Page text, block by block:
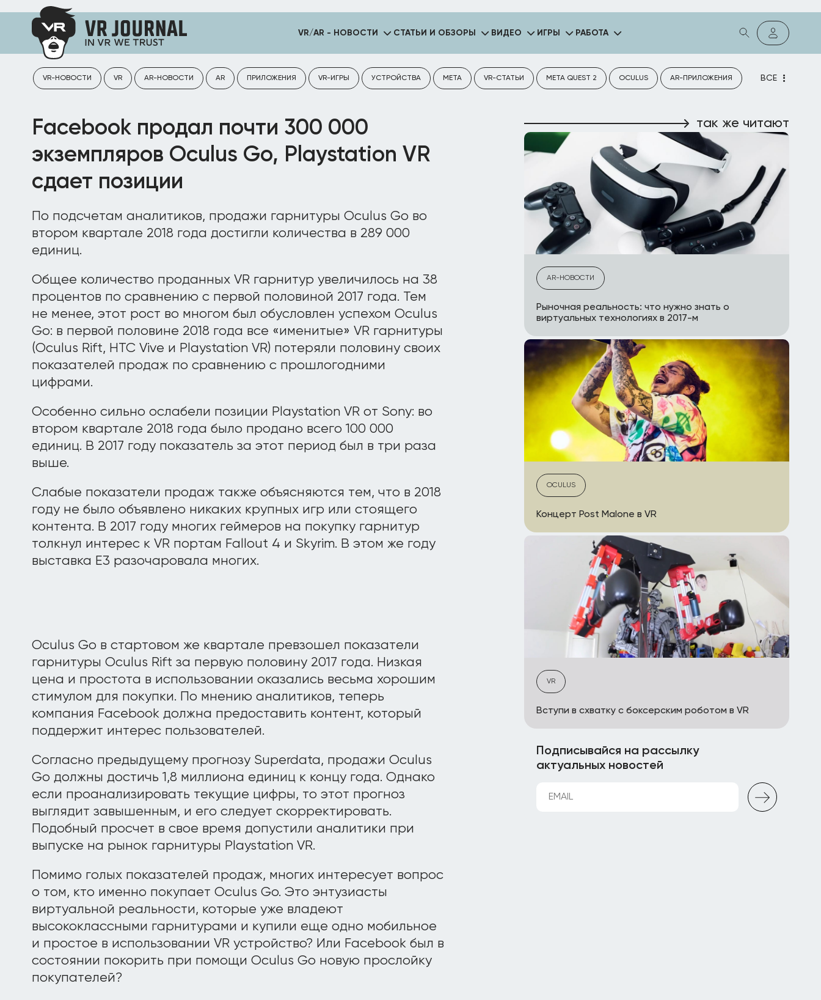
VR/AR - НОВОСТИ СТАТЬИ И ОБЗОРЫ ВИДЕО ИГРЫ РАБОТА
VR-НОВОСТИ VR AR-НОВОСТИ AR ПРИЛОЖЕНИЯ VR-ИГРЫ УСТРОЙСТВА META VR-СТАТЬИ META QUEST 2 OCULUS AR-ПРИЛОЖЕНИЯ ВСЕ
Facebook продал почти 300 000
экземпляров Oculus Go, Playstation VR
сдает позиции
По подсчетам аналитиков, продажи гарнитуры Oculus Go во
втором квартале 2018 года достигли количества в 289 000
единиц.
Общее количество проданных VR гарнитур увеличилось на 38
процентов по сравнению с первой половиной 2017 года. Тем
не менее, этот рост во многом был обусловлен успехом Oculus
Go: в первой половине 2018 года все «именитые» VR гарнитуры
(Oculus Rift, HTC Vive и Playstation VR) потеряли половину своих
показателей продаж по сравнению с прошлогодними
цифрами.
Особенно сильно ослабели позиции Playstation VR от Sony: во
втором квартале 2018 года было продано всего 100 000
единиц. В 2017 году показатель за этот период был в три раза
выше.
Слабые показатели продаж также объясняются тем, что в 2018
году не было объявлено никаких крупных игр или стоящего
контента. В 2017 году многих геймеров на покупку гарнитур
толкнул интерес к VR портам Fallout 4 и Skyrim. В этом же году
выставка E3 разочаровала многих.
Oculus Go в стартовом же квартале превзошел показатели
гарнитуры Oculus Rift за первую половину 2017 года. Низкая
цена и простота в использовании оказались весьма хорошим
стимулом для покупки. По мнению аналитиков, теперь
компания Facebook должна предоставить контент, который
поддержит интерес пользователей.
Согласно предыдущему прогнозу Superdata, продажи Oculus
Go должны достичь 1,8 миллиона единиц к концу года. Однако
если проанализировать текущие цифры, то этот прогноз
выглядит завышенным, и его следует скорректировать.
Подобный просчет в свое время допустили аналитики при
выпуске на рынок гарнитуры Playstation VR.
Помимо голых показателей продаж, многих интересует вопрос
о том, кто именно покупает Oculus Go. Это энтузиасты
виртуальной реальности, которые уже владеют
высококлассными гарнитурами и купили еще одно мобильное
и простое в использовании VR устройство? Или Facebook был в
состоянии покорить при помощи Oculus Go новую прослойку
покупателей?
так же читают
AR-НОВОСТИ
Рыночная реальность: что нужно знать о
виртуальных технологиях в 2017-м
OCULUS
Концерт Post Malone в VR
VR
Вступи в схватку с боксерским роботом в VR
Подписывайся на рассылку
актуальных новостей